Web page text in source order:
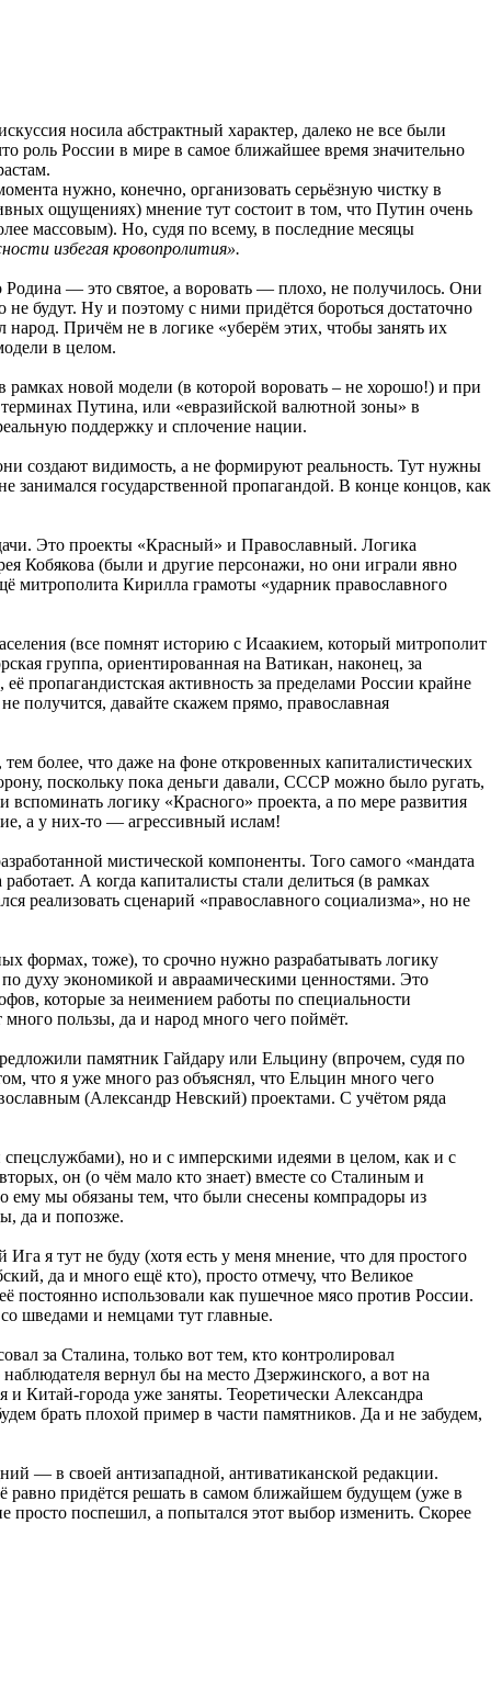
носила абстрактный характер, далеко не все были
роль России в мире в самое ближайшее время значительно
нужно, конечно, организовать серьёзную чистку в
ощущениях) мнение тут состоит в том, что Путин очень
массовым). Но, судя по всему, в последние месяцы
избегая кровопролития».
— это святое, а воровать — плохо, не получилось. Они
не будут. Ну и поэтому с ними придётся бороться достаточно
Причём не в логике «уберём этих, чтобы занять их
в целом.
рамках новой модели (в которой воровать – не хорошо!) и при
Путина, или «евразийской валютной зоны» в
поддержку и сплочение нации.
создают видимость, а не формируют реальность. Тут нужны
государственной пропагандой. В конце концов, как
Это проекты «Красный» и Православный. Логика
Кобякова (были и другие персонажи, но они играли явно
митрополита Кирилла грамоты «ударник православного
(все помнят историю с Исаакием, который митрополит
группа, ориентированная на Ватикан, наконец, за
пропагандистская активность за пределами России крайне
получится, давайте скажем прямо, православная
более, что даже на фоне откровенных капиталистических
поскольку пока деньги давали, СССР можно было ругать,
логику «Красного» проекта, а по мере развития
а у них-то — агрессивный ислам!
мистической компоненты. Того самого «мандата
А когда капиталисты стали делиться (в рамках
реализовать сценарий «православного социализма», но не
формах, тоже), то срочно нужно разрабатывать логику
духу экономикой и авраамическими ценностями. Это
которые за неимением работы по специальности
пользы, да и народ много чего поймёт.
памятник Гайдару или Ельцину (впрочем, судя по
что я уже много раз объяснял, что Ельцин много чего
(Александр Невский) проектами. С учётом ряда
но и с имперскими идеями в целом, как и с
он (о чём мало кто знает) вместе со Сталиным и
ему мы обязаны тем, что были снесены компрадоры из
да и попозже.
я тут не буду (хотя есть у меня мнение, что для простого
да и много ещё кто), просто отмечу, что Великое
постоянно использовали как пушечное мясо против России.
шведами и немцами тут главные.
за Сталина, только вот тем, кто контролировал
вернул бы на место Дзержинского, а вот на
Китай-города уже заняты. Теоретически Александра
брать плохой пример в части памятников. Да и не забудем,
— в своей антизападной, антиватиканской редакции.
равно придётся решать в самом ближайшем будущем (уже в
просто поспешил, а попытался этот выбор изменить. Скорее